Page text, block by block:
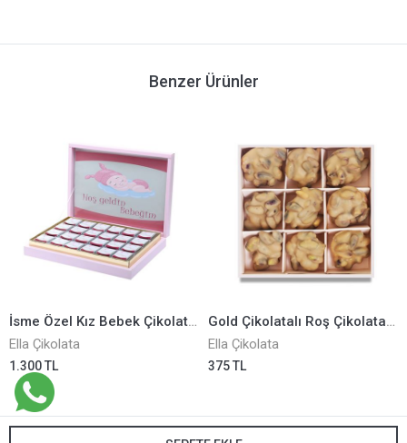
Benzer Ürünler
İsme Özel Kız Bebek Çikolatası ELLA0001114
Ella Çikolata
1.300 TL
Gold Çikolatalı Roş Çikolata ELLA0001163
Ella Çikolata
375 TL